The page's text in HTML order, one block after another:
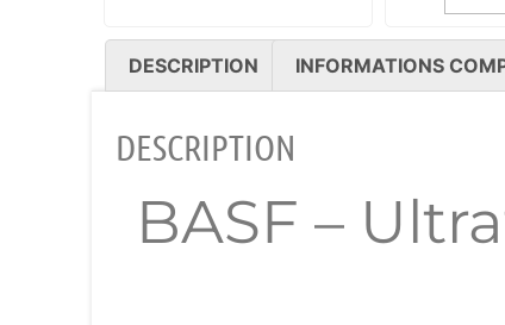
DESCRIPTION INFORMATIONS
DESCRIPTION
BASF –